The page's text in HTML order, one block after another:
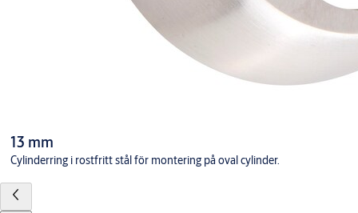
13 mm
Cylinderring i rostfritt stål för montering på oval cylinder.